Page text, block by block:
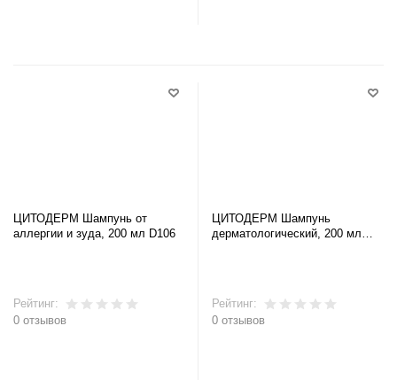
ЦИТОДЕРМ Шампунь от
аллергии и зуда, 200 мл D106
Рейтинг:
0 отзывов
ЦИТОДЕРМ Шампунь
дерматологический, 200 мл
Рейтинг:
0 отзывов